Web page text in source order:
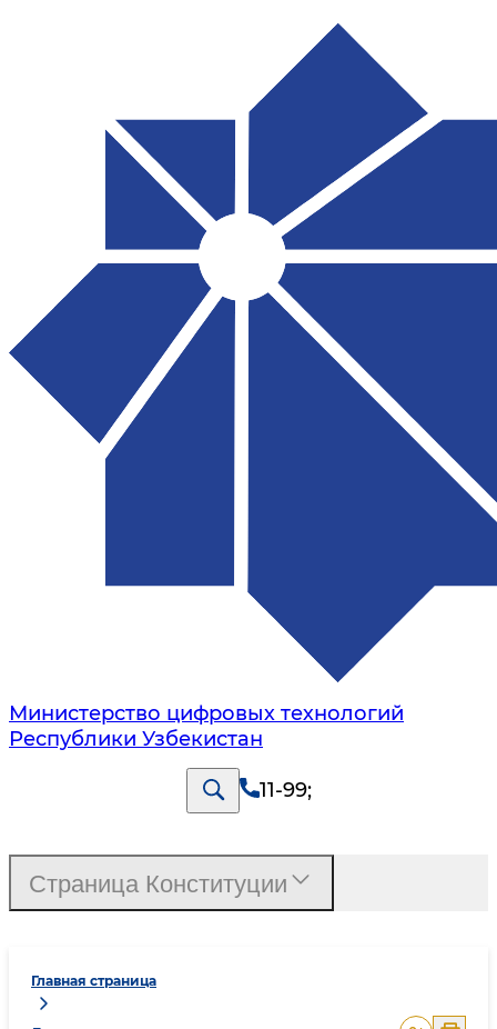
Министерство цифровых технологий
Республики Узбекистан
11-99;
Главная страница
Страница Конституции